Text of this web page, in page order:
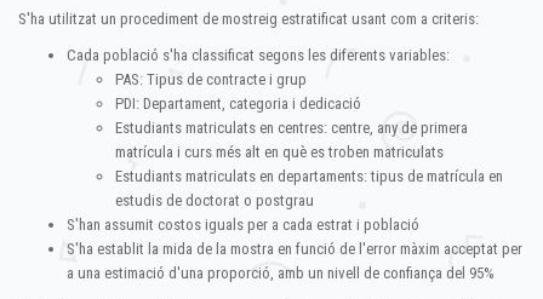
S'ha utilitzat un procediment de mostreig estratificat usant com a criteris:
Cada població s'ha classificat segons les diferents variables:
PAS: Tipus de contracte i grup
PDI: Departament, categoria i dedicació
Estudiants matriculats en centres: centre, any de primera
matrícula i curs més alt en què es troben matriculats
Estudiants matriculats en departaments: tipus de matrícula en
estudis de doctorat o postgrau
S'han assumit costos iguals per a cada estrat i població
S'ha establit la mida de la mostra en funció de l'error màxim acceptat per
a una estimació d'una proporció, amb un nivell de confiança del 95%